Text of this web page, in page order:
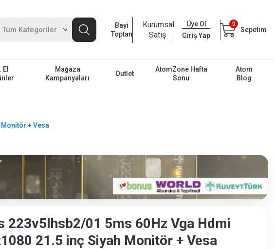
Bayi
Toptan
Kurumsal
Satış
Üye Ol
Giriş Yap
0
Sepetim
El
Mağaza
Kampanyaları
Outlet
AtomZone Hafta
Sonu
Atom
Blog
+ Vesa
223v5lhsb2/01 5ms 60Hz Vga Hdmi
21.5 inç Siyah Monitör + Vesa